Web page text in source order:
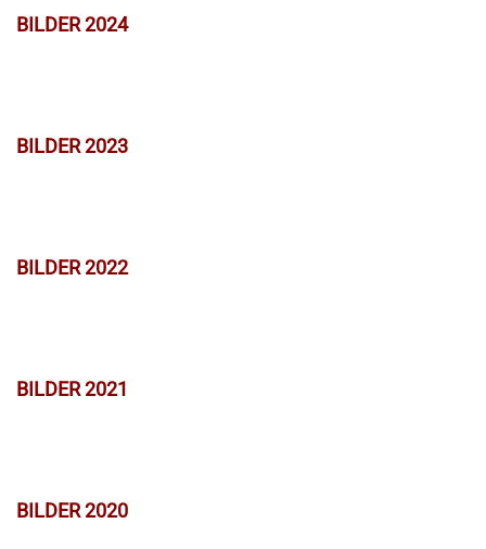
BILDER 2024
BILDER 2023
BILDER 2022
BILDER 2021
BILDER 2020